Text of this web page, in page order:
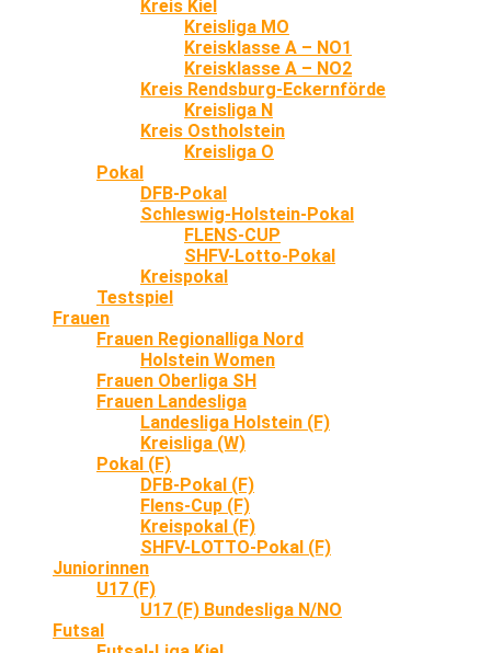
Kreis Kiel
Kreisliga MO
Kreisklasse A – NO1
Kreisklasse A – NO2
Kreis Rendsburg-Eckernförde
Kreisliga N
Kreis Ostholstein
Kreisliga O
Pokal
DFB-Pokal
Schleswig-Holstein-Pokal
FLENS-CUP
SHFV-Lotto-Pokal
Kreispokal
Testspiel
Frauen
Frauen Regionalliga Nord
Holstein Women
Frauen Oberliga SH
Frauen Landesliga
Landesliga Holstein (F)
Kreisliga (W)
Pokal (F)
DFB-Pokal (F)
Flens-Cup (F)
Kreispokal (F)
SHFV-LOTTO-Pokal (F)
Juniorinnen
U17 (F)
U17 (F) Bundesliga N/NO
Futsal